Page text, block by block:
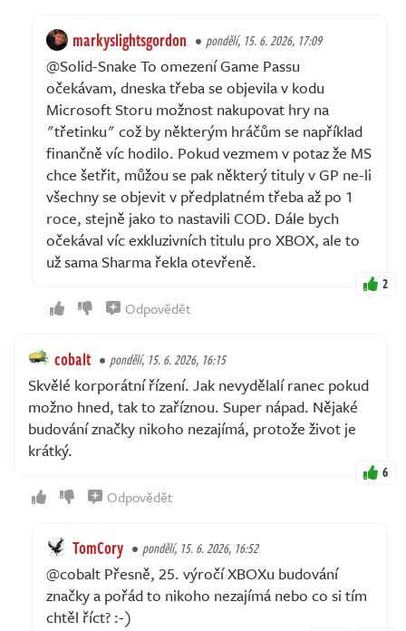
markyslightsgordon pondělí, 15. 6. 2026, 17:09
@Solid-Snake To omezení Game Passu
očekávam, dneska třeba se objevila v kodu
Microsoft Storu možnost nakupovat hry na
"třetinku" což by některým hráčům se například
finančně víc hodilo. Pokud vezmem v potaz že MS
chce šetřit, můžou se pak některý tituly v GP ne-li
všechny se objevit v předplatném třeba až po 1
roce, stejně jako to nastavili COD. Dále bych
očekával víc exkluzivních titulu pro XBOX, ale to
už sama Sharma řekla otevřeně.
2
Odpovědět
cobalt pondělí, 15. 6. 2026, 16:15
Skvělé korporátní řízení. Jak nevydělalí ranec pokud
možno hned, tak to zaříznou. Super nápad. Nějaké
budování značky nikoho nezajímá, protože život je
krátký.
6
Odpovědět
TomCory pondělí, 15. 6. 2026, 16:52
@cobalt Přesně, 25. výročí XBOXu budování
značky a pořád to nikoho nezajímá nebo co si tím
chtěl říct? :-)